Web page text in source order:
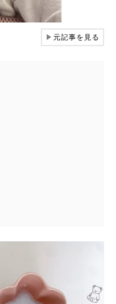
▶元記事を見る